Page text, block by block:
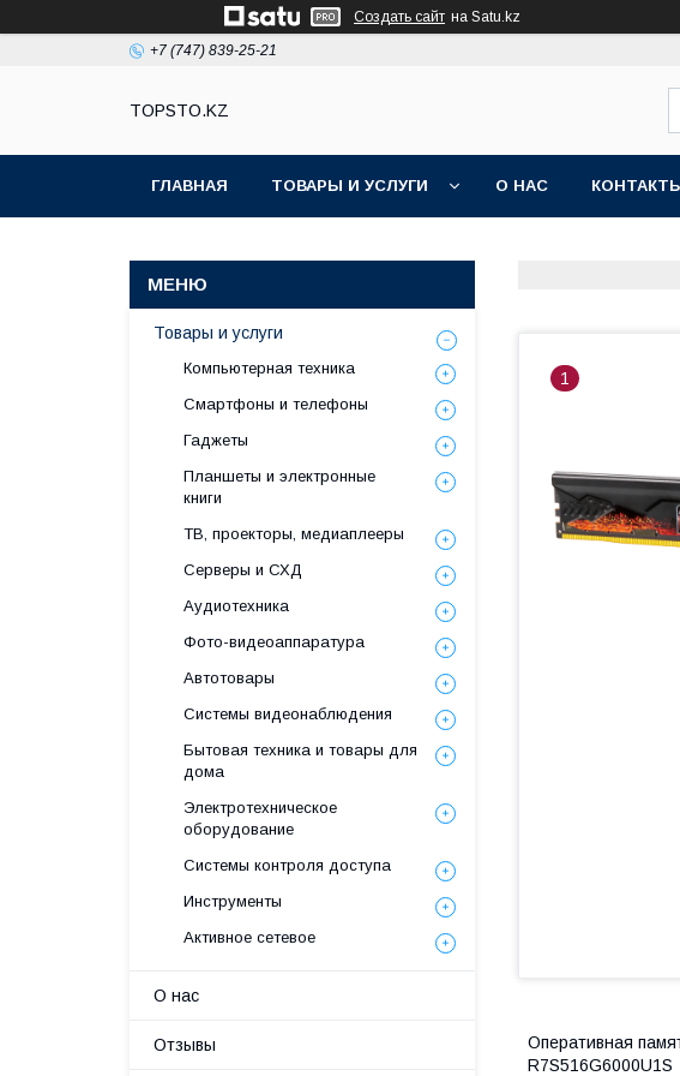
Создать сайт на Satu.kz
+7 (747) 839-25-21
TOPSTO.KZ
ГЛАВНАЯ ТОВАРЫ И УСЛУГИ О НАС
1
Оперативная
R7S516G6000U1S
Товары и услуги
Компьютерная техника
Смартфоны и телефоны
Гаджеты
Планшеты и электронные
книги
ТВ, проекторы, медиаплееры
Серверы и СХД
Аудиотехника
Фото-видеоаппаратура
Автотовары
Системы видеонаблюдения
Бытовая техника и товары для
дома
Электротехническое
оборудование
Системы контроля доступа
Инструменты
Активное сетевое
О нас
Отзывы